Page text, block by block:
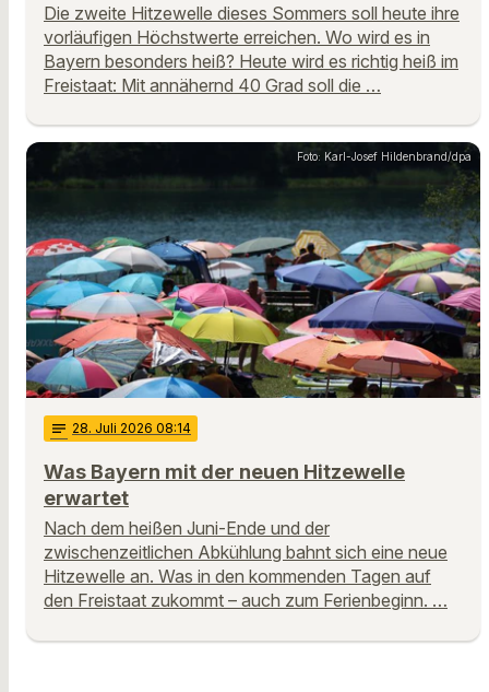
Die zweite Hitzewelle dieses Sommers soll heute ihre
vorläufigen Höchstwerte erreichen. Wo wird es in
Bayern besonders heiß? Heute wird es richtig heiß im
Freistaat: Mit annähernd 40 Grad soll die …
Foto: Karl-Josef Hildenbrand/dpa
notes 28. Juli 2026 08:14
Was Bayern mit der neuen Hitzewelle
erwartet
Nach dem heißen Juni-Ende und der
zwischenzeitlichen Abkühlung bahnt sich eine neue
Hitzewelle an. Was in den kommenden Tagen auf
den Freistaat zukommt – auch zum Ferienbeginn. …